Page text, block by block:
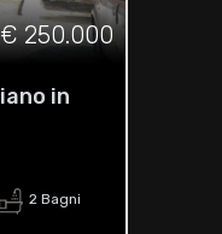
€ 250.000
in
2 Bagni